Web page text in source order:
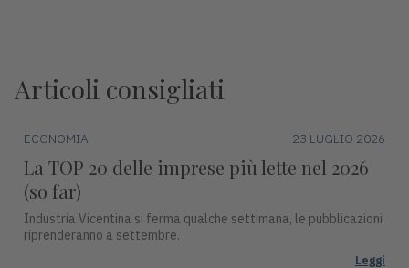
Articoli consigliati
ECONOMIA 23 LUGLIO 2026
La TOP 20 delle imprese più lette nel 2026
(so far)
Industria Vicentina si ferma qualche settimana, le pubblicazioni
riprenderanno a settembre.
Leggi